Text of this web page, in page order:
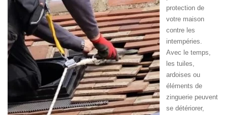
protection de
votre maison
contre les
intempéries.
Avec le temps,
les tuiles,
ardoises ou
éléments de
zinguerie peuvent
se détériorer,